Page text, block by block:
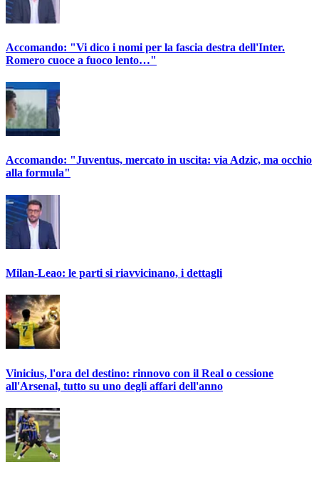
Accomando: "Vi dico i nomi per la fascia destra dell'Inter.
Romero cuoce a fuoco lento…"
Accomando: "Juventus, mercato in uscita: via Adzic, ma occhio
alla formula"
Milan-Leao: le parti si riavvicinano, i dettagli
Vinicius, l'ora del destino: rinnovo con il Real o cessione
all'Arsenal, tutto su uno degli affari dell'anno